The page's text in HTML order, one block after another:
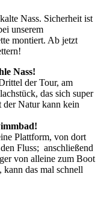
Nass. Sicherheit ist
unserem
montiert. Ab jetzt
Nass!
der Tour, am
das sich super
Natur kann kein
Plattform, von dort
Fluss; anschließend
von alleine zum Boot
das mal schnell